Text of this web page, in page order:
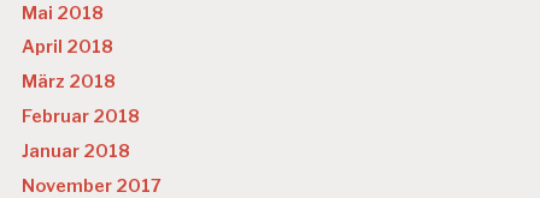
Mai 2018
April 2018
März 2018
Februar 2018
Januar 2018
November 2017